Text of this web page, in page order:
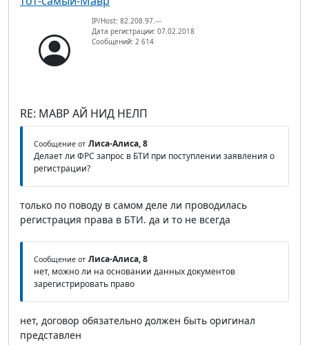
IP/Host: 82.208.97.---
Дата регистрации: 07.02.2018
Сообщений: 2 614
RE: МАВР АЙ НИД НЕЛП
Сообщение от Лиса-Алиса, 8
Делает ли ФРС запрос в БТИ при поступлении заявления о
регистрации?
только по поводу в самом деле ли проводилась
регистрация права в БТИ. да и то не всегда
Сообщение от Лиса-Алиса, 8
нет, можно ли на основании данных документов
зарегистрировать право
нет, договор обязательно должен быть оригинал
представлен